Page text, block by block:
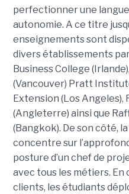
perfectionner une
autonomie. A ce titre
enseignements sont
divers établissements
Business College
(Vancouver) Pratt
Extension (Los Angeles),
(Angleterre) ainsi que
(Bangkok). De son côté,
concentre sur
posture d’un chef de
avec tous les métiers.
clients, les étudiants